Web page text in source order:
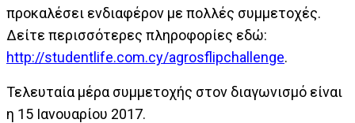
προκαλέσει ενδιαφέρον με πολλές συμμετοχές.
Δείτε περισσότερες πληροφορίες εδώ:
http://studentlife.com.cy/agrosflipchallenge.
Τελευταία μέρα συμμετοχής στον διαγωνισμό είναι
η 15 Ιανουαρίου 2017.